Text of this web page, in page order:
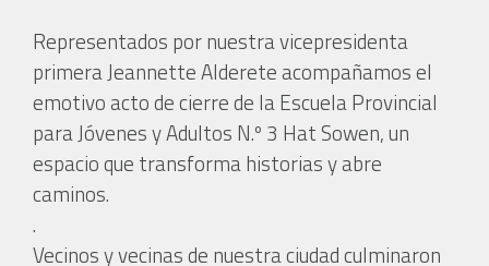
Representados por nuestra vicepresidenta
primera Jeannette Alderete acompañamos el
emotivo acto de cierre de la Escuela Provincial
para Jóvenes y Adultos N.º 3 Hat Sowen, un
espacio que transforma historias y abre
caminos.
.
Vecinos y vecinas de nuestra ciudad culminaron